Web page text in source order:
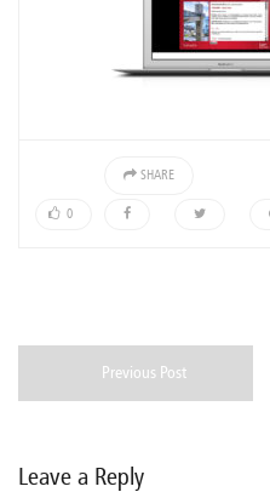
0
SHARE
Previous Post
Leave a Reply